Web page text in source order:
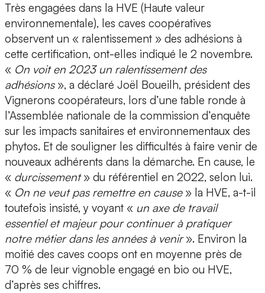
Très engagées dans la HVE (Haute valeur
environnementale), les caves coopératives
observent un « ralentissement » des adhésions à
cette certification, ont-elles indiqué le 2 novembre.
« On voit en 2023 un ralentissement des
adhésions», a déclaré Joël Boueilh, président des
Vignerons coopérateurs, lors d’une table ronde à
l’Assemblée nationale de la commission d’enquête
sur les impacts sanitaires et environnementaux des
phytos. Et de souligner les difficultés à faire venir de
nouveaux adhérents dans la démarche. En cause, le
« durcissement» du référentiel en 2022, selon lui.
« On ne veut pas remettre en cause» la HVE, a-t-il
toutefois insisté, y voyant « un axe de travail
essentiel et majeur pour continuer à pratiquer
notre métier dans les années à venir». Environ la
moitié des caves coops ont en moyenne près de
70 % de leur vignoble engagé en bio ou HVE,
d’après ses chiffres.